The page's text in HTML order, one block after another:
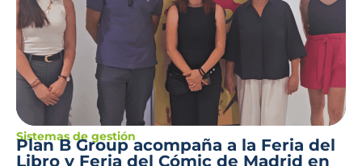
Sistemas de gestión
Plan B Group acompaña a la Feria del
Libro y Feria del Cómic de Madrid en